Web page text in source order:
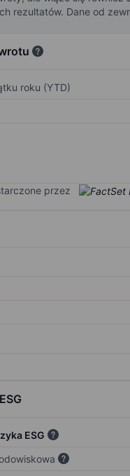
rezultatów. Dane od
roku (YTD)
przez
ESG